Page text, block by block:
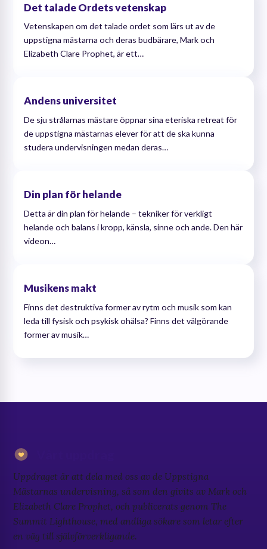
Det talade Ordets vetenskap
Vetenskapen om det talade ordet som lärs ut av de
uppstigna mästarna och deras budbärare, Mark och
Elizabeth Clare Prophet, är ett…
Andens universitet
De sju strålarnas mästare öppnar sina eteriska retreat för
de uppstigna mästarnas elever för att de ska kunna
studera undervisningen medan deras…
Din plan för helande
Detta är din plan för helande – tekniker för verkligt
helande och balans i kropp, känsla, sinne och ande. Den här
videon…
Musikens makt
Finns det destruktiva former av rytm och musik som kan
leda till fysisk och psykisk ohälsa? Finns det välgörande
former av musik…
Uppdraget är att dela med oss av de Uppstigna
Mästarnas undervisning, så som den givits av Mark och
Elizabeth Clare Prophet, och publicerats genom The
Summit Lighthouse, med andliga sökare som letar efter
en väg till självförverkligande.